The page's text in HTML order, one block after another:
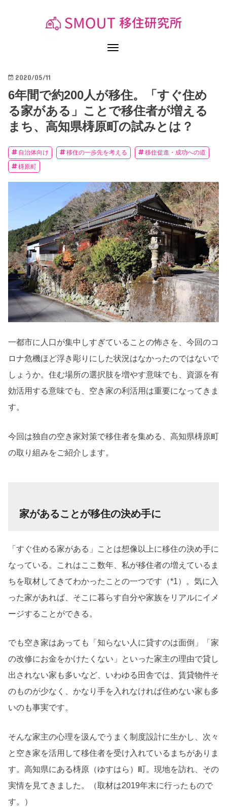
2020/05/11
6年間で約200人が移住。「すぐ住め
る家がある」ことで移住者が増える
まち、高知県梼原町の試みとは？
自治体向け 移住の一歩先を考える
移住促進・成功への道
梼原町
一都市に人口が集中しすぎていることの怖さを、 今回のコ
ロナ危機ほど浮き彫りにした状況はなかったのではないで
しょうか。住む場所の選択肢を増やす意味でも、 資源を有
効活用する意味でも、 空き家の利活用は重要になってきま
す。
今回は独自の空き家対策で移住者を集める、 高知県梼原町
の取り組みをご紹介します。
家があることが移住の決め手に
「すぐ住める家がある」ことは想像以上に移住の決め手に
なっている。これはここ数年、私が移住者の増えているま
ちを取材してきてわかったことの一つです（*1）。気に入
った家があれば、そこに暮らす自分や家族をリアルにイメ
ージすることができる。
でも空き家はあっても「知らない人に貸すのは面倒」「家
の改修にお金をかけたくない」といった家主の理由で貸し
出されない家も多いなど、いわゆる田舎では、賃貸物件そ
のものが少なく、かなり手を入れなければ住めない家も多
いのも事実です。
そんな家主の心理を汲んでうまく制度設計に生かし、次々
と空き家を活用して移住者を受け入れているまちがありま
す。高知県にある梼原（ゆすはら）町。現地を訪れ、その
実情を見てきました。
（取材は2019年末に行ったもので
す。）